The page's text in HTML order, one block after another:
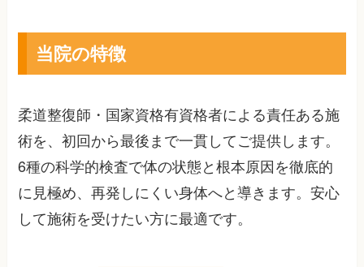
当院の特徴
柔道整復師・国家資格有資格者による責任ある施
術を、初回から最後まで一貫してご提供します。
6種の科学的検査で体の状態と根本原因を徹底的
に見極め、再発しにくい身体へと導きます。安心
して施術を受けたい方に最適です。